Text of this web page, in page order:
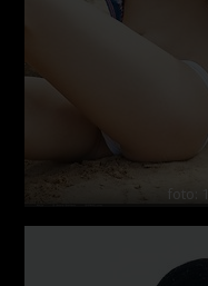
foto: 12